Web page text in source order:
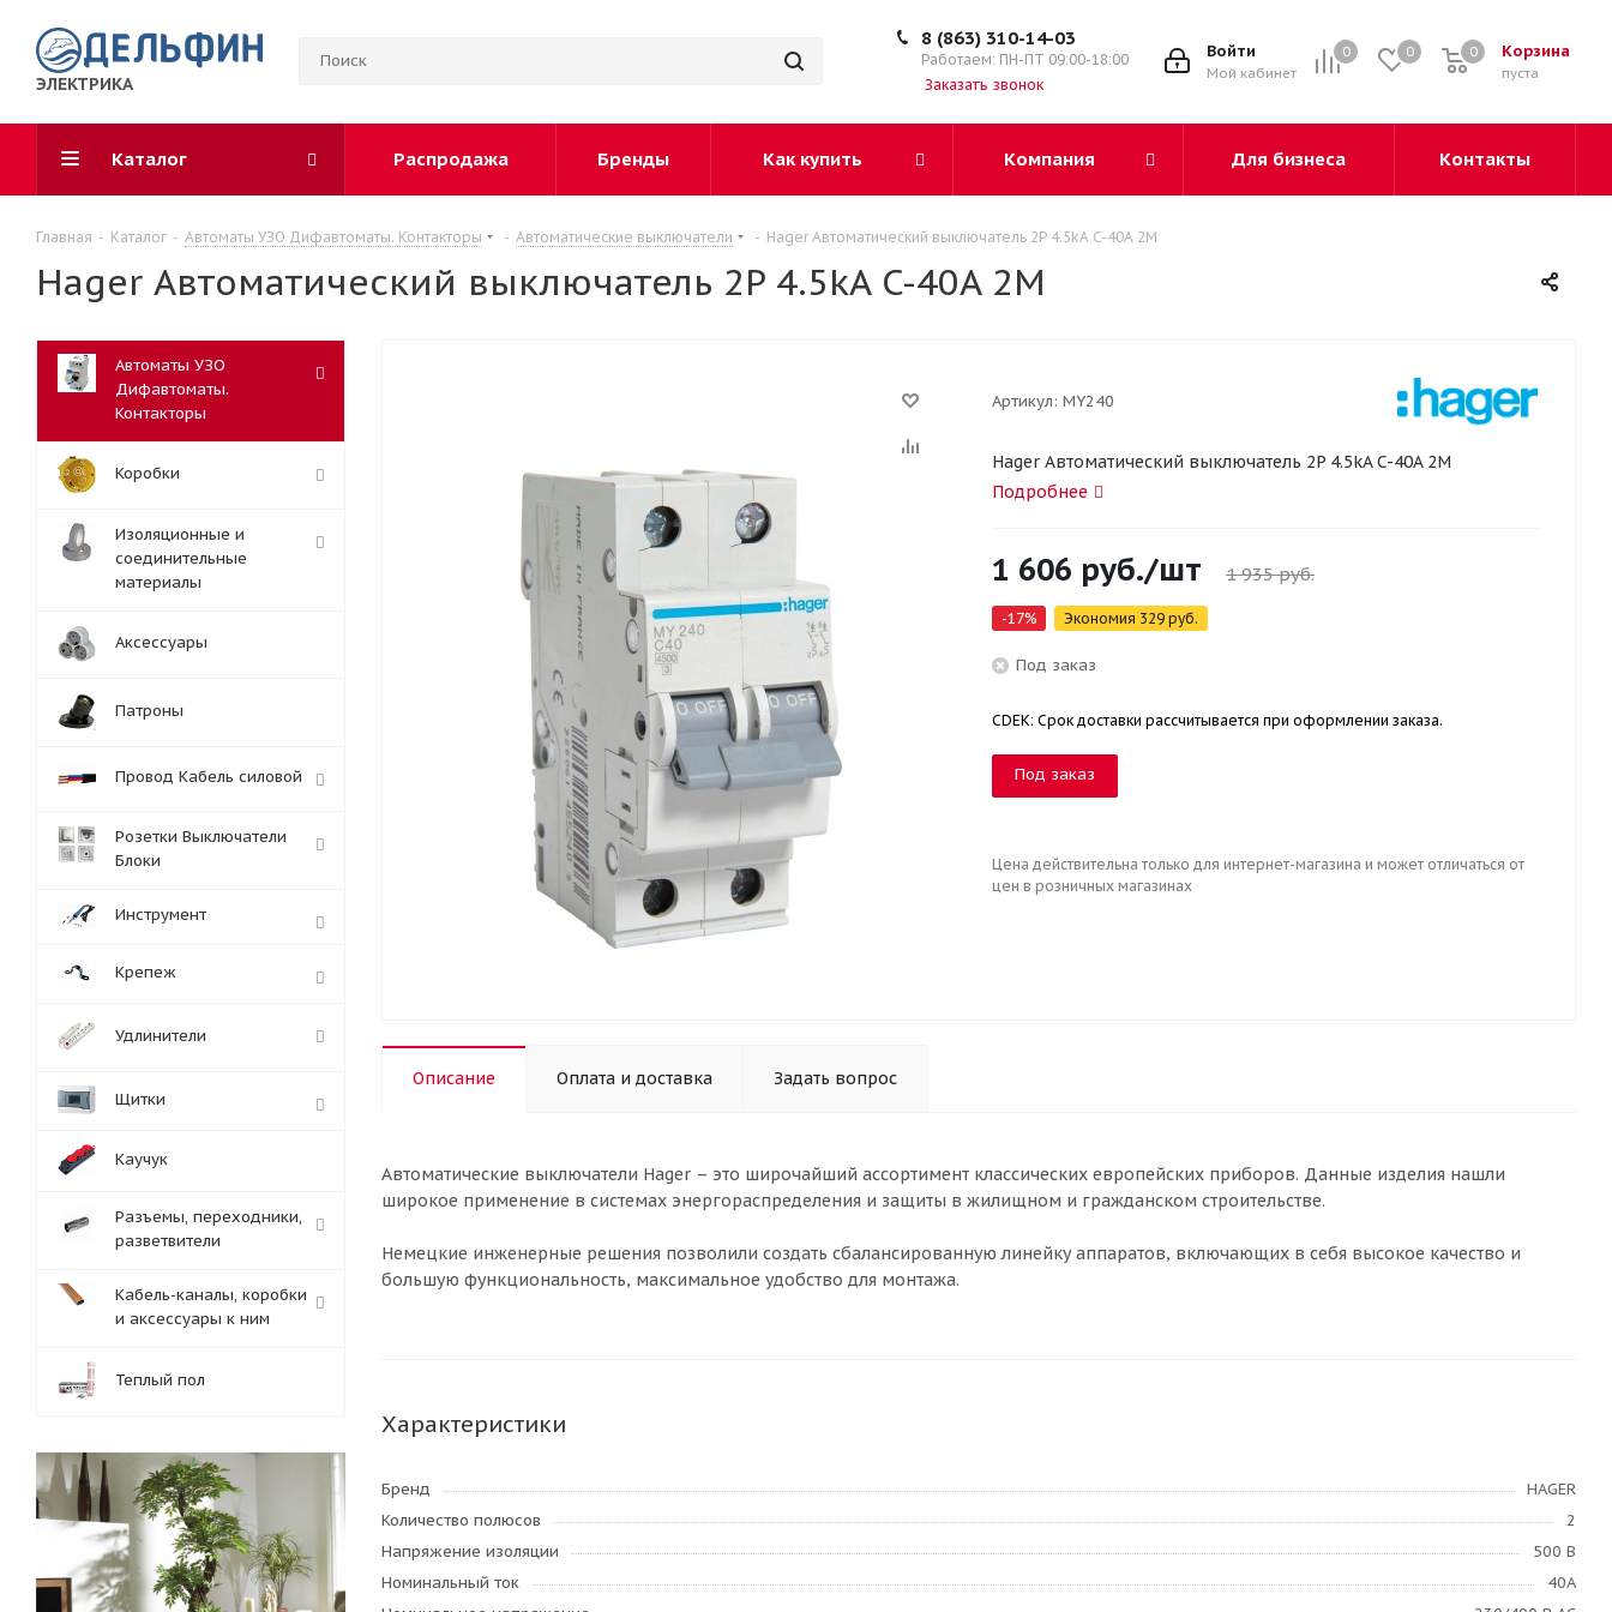
ЭЛЕКТРИКА
0 0 Корзина
пуста
0
Войти
Мой кабинет
8 (863) 310-14-03
Работаем: ПН-ПТ 09:00-18:00
Заказать звонок
Каталог Распродажа Бренды Как купить Компания Для бизнеса Контакты
Главная - Каталог - Автоматы УЗО Дифавтоматы. Контакторы - Автоматические выключатели - Hager Автоматический выключатель 2P 4.5kA C-40A 2M
Hager Автоматический выключатель 2P 4.5kA C-40A 2M
Артикул: MY240
Hager Автоматический выключатель 2P 4.5kA C-40A 2M
Подробнее
1 606 руб./шт 1 935руб.
-17% Экономия 329 руб.
Под заказ
CDEK: Срок доставки рассчитывается при оформлении заказа.
Под заказ
Цена действительна только для интернет-магазина и может отличаться от
цен в розничных магазинах
Описание Оплата и доставка Задать вопрос
Автоматические выключатели Hager – это широчайший ассортимент классических европейских приборов. Данные изделия нашли
широкое применение в системах энергораспределения и защиты в жилищном и гражданском строительстве.
Немецкие инженерные решения позволили создать сбалансированную линейку аппаратов, включающих в себя высокое качество и
большую функциональность, максимальное удобство для монтажа.
Характеристики
Бренд
HAGER
Количество полюсов
2
Напряжение изоляции
500 В
Номинальный ток
40А
Автоматы УЗО
Дифавтоматы.
Контакторы
Коробки
Изоляционные и
соединительные
материалы
Аксессуары
Патроны
Провод Кабель силовой
Розетки Выключатели
Блоки
Инструмент
Крепеж
Удлинители
Щитки
Каучук
Разъемы, переходники,
разветвители
Кабель-каналы, коробки
и аксессуары к ним
Теплый пол